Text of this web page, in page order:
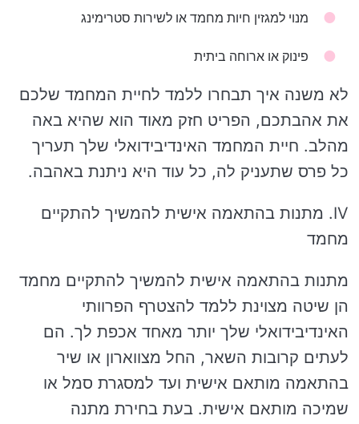
מנוי למגזין חיות מחמד או לשירות סטרימינג
פינוק או ארוחה ביתית
לא משנה איך תבחרו ללמד לחיית המחמד שלכם
את אהבתכם, הפריט חזק מאוד הוא שהיא באה
מהלב. חיית המחמד האינדיבידואלי שלך תעריך
כל פרס שתעניק לה, כל עוד היא ניתנת באהבה.
IV. מתנות בהתאמה אישית להמשיך להתקיים
מחמד
מתנות בהתאמה אישית להמשיך להתקיים מחמד
הן שיטה מצוינת ללמד להצטרף הפרוותי
האינדיבידואלי שלך יותר מאחד אכפת לך. הם
לעתים קרובות השאר, החל מצווארון או שיר
בהתאמה מותאם אישית ועד למסגרת סמל או
שמיכה מותאם אישית. בעת בחירת מתנה